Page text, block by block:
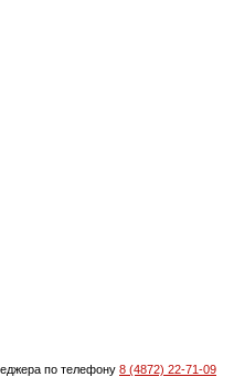
по телефону 8 (4872) 22-71-09